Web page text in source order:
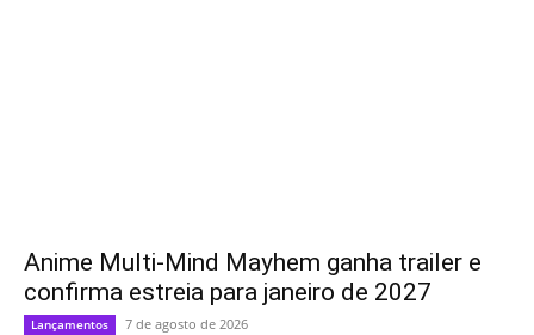
Anime Multi-Mind Mayhem ganha trailer e
confirma estreia para janeiro de 2027
Lançamentos 7 de agosto de 2026